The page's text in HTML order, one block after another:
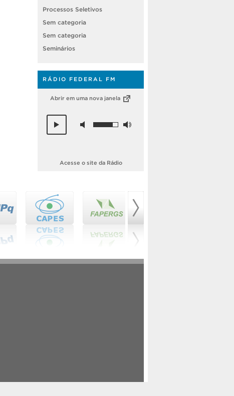
Processos Seletivos
Sem categoria
Sem categoria
Seminários
RÁDIO FEDERAL FM
Abrir em uma nova janela
Acesse o site da Rádio